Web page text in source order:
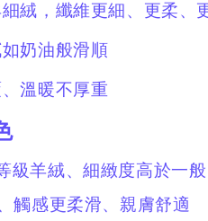
絨，纖維更細、更柔、
奶油般滑順
溫暖不厚重
級羊絨、細緻度高於一般
觸感更柔滑、親膚舒適